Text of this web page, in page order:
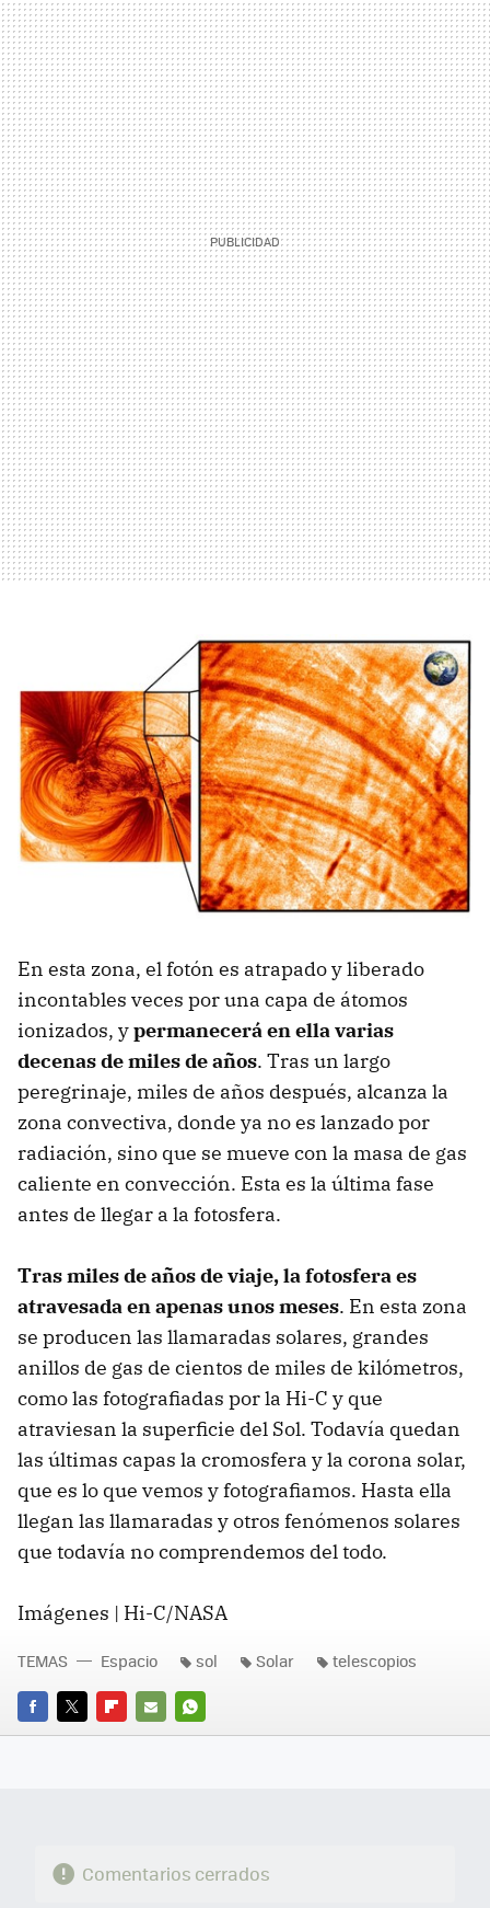
En esta zona, el fotón es atrapado y liberado
incontables veces por una capa de átomos
ionizados, ypermanecerá en ella varias
decenas de miles de años. Tras un largo
peregrinaje, miles de años después, alcanza la
zona convectiva, donde ya no es lanzado por
radiación, sino que se mueve con la masa de gas
caliente en convección. Esta es la última fase
antes de llegar a la fotosfera.
Tras miles de años de viaje, la fotosfera es
atravesada en apenas unos meses. En esta zona
se producen las llamaradas solares, grandes
anillos de gas de cientos de miles de kilómetros,
como las fotografiadas por la Hi-C y que
atraviesan la superficie del Sol. Todavía quedan
las últimas capas la cromosfera y la corona solar,
que es lo que vemos y fotografiamos. Hasta ella
llegan las llamaradas y otros fenómenos solares
que todavía no comprendemos del todo.
Imágenes | Hi-C/NASA
FACEBOOK
TWITTERFLIPBOARD
E-
WHATSAPP
TEMAS Espacio sol Solar telescopios
Comentarios cerrados